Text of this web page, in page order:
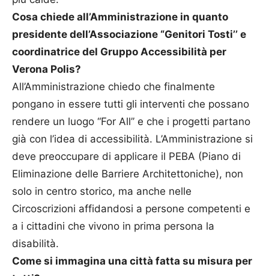
Cosa chiede all’Amministrazione in quanto
presidente dell’Associazione “Genitori Tosti’’ e
coordinatrice del Gruppo Accessibilità per
Verona Polis?
All’Amministrazione chiedo che finalmente
pongano in essere tutti gli interventi che possano
rendere un luogo “For All’’ e che i progetti partano
già con l’idea di accessibilità. L’Amministrazione si
deve preoccupare di applicare il PEBA (Piano di
Eliminazione delle Barriere Architettoniche), non
solo in centro storico, ma anche nelle
Circoscrizioni affidandosi a persone competenti e
a i cittadini che vivono in prima persona la
disabilità.
Come si immagina una città fatta su misura per